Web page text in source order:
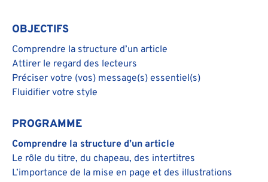
OBJECTIFS
Comprendre la structure d’un article
Attirer le regard des lecteurs
Préciser votre (vos) message(s) essentiel(s)
Fluidifier votre style
PROGRAMME
Comprendre la structure d’un article
Le rôle du titre, du chapeau, des intertitres
L’importance de la mise en page et des illustrations